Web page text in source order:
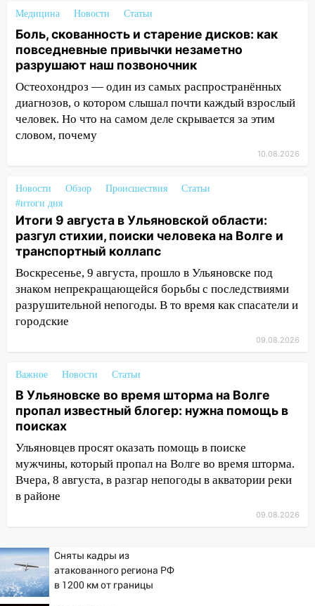
знаков зодиака на неделю с 10 по 16
августа
13:00 На проспекте Тюленева в
Ульяновске образовалось «море»
12:57 В Ульяновской области ожидается
крупный град
12:11 Где есть бензин в Ульяновске 9
машину во время сильного ливня в
Ульяновске
11:00 В Ульяновской области люди в
СНТ сидят без света
10:13 Прокуратура подвела итоги
недели в Ульяновской области
09:18 Из-за ливня заблокировано
движение трамваев в Ульяновске
автоподставы и атака беспилотников:
важные итоги прошедшей недели в
Ульяновской области
08:20 В Ульяновске восстановили
трамвайную и троллейбусную
инфраструктуру после шторма
08:19 Внимание! В Цильнинском районе
пропал 67-летний мужчина
07:30
Евро-3 вместо Евро-5: что
означают классы бензина и можно ли
заливать «старое» топливо в
Медицина Новости Статьи
Боль, скованность и старение дисков: как
повседневные привычки незаметно
разрушают наш позвоночник
Остеохондроз — один из самых распространённых
диагнозов, о котором слышал почти каждый взрослый
человек. Но что на самом деле скрывается за этим
словом, почему
10.08.2026
Новости Обзор Происшествия
Статьи
#итоги дня
Итоги 9 августа в Ульяновской области:
разгул стихии, поиски человека на Волге и
транспортный коллапс
Воскресенье, 9 августа, прошло в Ульяновске под
знаком непрекращающейся борьбы с последствиями
разрушительной непогоды. В то время как спасатели и
городские
09.08.2026
Важное Новости Статьи
В Ульяновске во время шторма на Волге
пропал известный блогер: нужна помощь в
поисках
Ульяновцев просят оказать помощь в поиске
мужчины, который пропал на Волге во время шторма.
Вчера, 8 августа, в разгар непогоды в акватории реки
в районе
09.08.2026
Сняты кадры из
атакованного региона РФ
в 1200 км от границы